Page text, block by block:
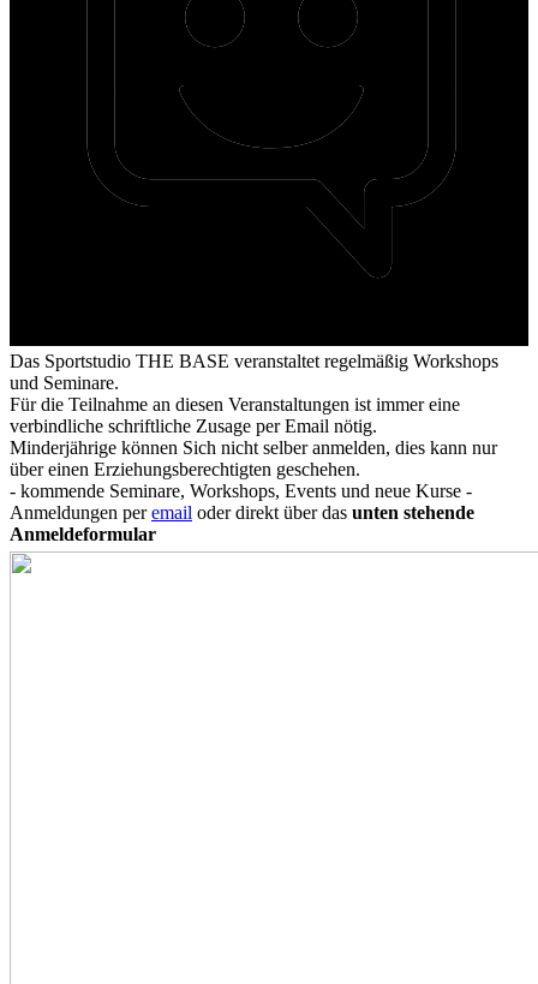
Das Sportstudio THE BASE veranstaltet regelmäßig Workshops
und Seminare.
Für die Teilnahme an diesen Veranstaltungen ist immer eine
verbindliche schriftliche Zusage per Email nötig.
Minderjährige können Sich nicht selber anmelden, dies kann nur
über einen Erziehungsberechtigten geschehen.
- kommende Seminare, Workshops, Events und neue Kurse -
Anmeldungen peremail oder direkt über das unten stehende
Anmeldeformular